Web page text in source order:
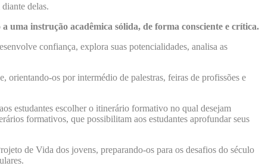
delas.
uma instrução acadêmica sólida, de forma consciente e crítica.
confiança, explora suas potencialidades, analisa as
os por intermédio de palestras, feiras de profissões e
estudantes escolher o itinerário formativo no qual desejam
formativos, que possibilitam aos estudantes aprofundar seus
de Vida dos jovens, preparando-os para os desafios do século